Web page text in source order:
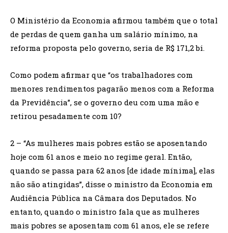
O Ministério da Economia afirmou também que o total
de perdas de quem ganha um salário mínimo, na
reforma proposta pelo governo, seria de R$ 171,2 bi.
Como podem afirmar que “os trabalhadores com
menores rendimentos pagarão menos com a Reforma
da Previdência”, se o governo deu com uma mão e
retirou pesadamente com 10?
2 – “As mulheres mais pobres estão se aposentando
hoje com 61 anos e meio no regime geral. Então,
quando se passa para 62 anos [de idade mínima], elas
não são atingidas”, disse o ministro da Economia em
Audiência Pública na Câmara dos Deputados. No
entanto, quando o ministro fala que as mulheres
mais pobres se aposentam com 61 anos, ele se refere